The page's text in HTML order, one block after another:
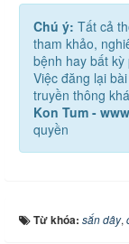
Chú ý: Tất cả
tham khảo,
bệnh hay bất
Việc đăng lại
truyền thông
Kon Tum -
quyền
Từ khóa: sắn dây,